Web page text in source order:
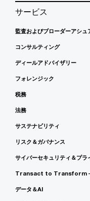
サービス
監査およびブローダーアシュ
コンサルティング
ディールアドバイザリー
フォレンジック
税務
法務
サステナビリティ
リスク＆ガバナンス
サイバーセキュリティ＆プラ
Transact to Transform
データ＆AI